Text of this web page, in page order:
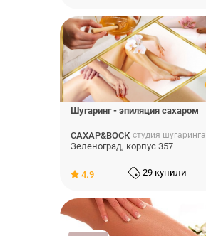
Шугаринг - эпиляция сахаром
САХАР&ВОСК студия шугаринга
Зеленоград, корпус 357
4.9 29 купили